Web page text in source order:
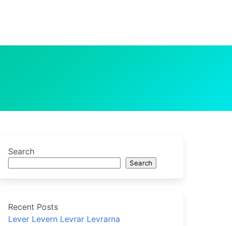
Search
Search
Recent Posts
Lever Levern Levrar Levrarna